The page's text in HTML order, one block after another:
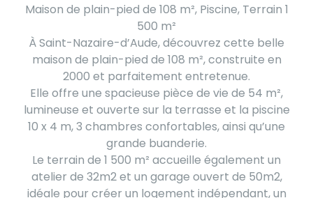
Maison de plain-pied de 108 m², Piscine, Terrain 1
500 m²
À Saint-Nazaire-d’Aude, découvrez cette belle
maison de plain-pied de 108 m², construite en
2000 et parfaitement entretenue.
Elle offre une spacieuse pièce de vie de 54 m²,
lumineuse et ouverte sur la terrasse et la piscine
10 x 4 m, 3 chambres confortables, ainsi qu’une
grande buanderie.
Le terrain de 1 500 m² accueille également un
atelier de 32m2 et un garage ouvert de 50m2,
idéale pour créer un logement indépendant, un